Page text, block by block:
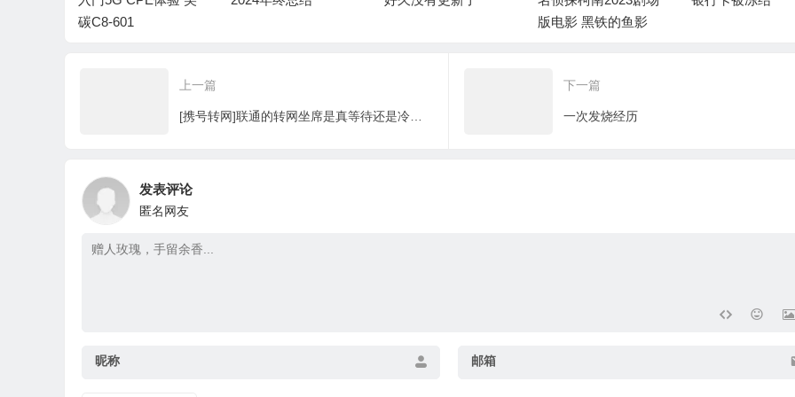
碳C8-601
版电影 黑铁的鱼影
上一篇 下一篇
一次发烧经历
发表评论
匿名网友
昵称 邮箱